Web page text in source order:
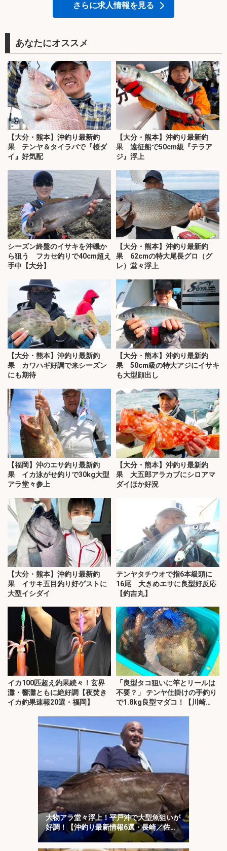
さらに求人情報を見る
あなたにオススメ
【大分・熊本】沖釣り最新釣
果 テンヤ＆タイラバで『桜ダ
イ』好気配
【大分・熊本】沖釣り最新釣
果 遠征船で50cm級『テラア
ジ』浮上
シーズン終盤のイサキを沖磯か
ら狙う フカセ釣りで40cm超え
手中【大分】
【大分・熊本】沖釣り最新釣
果 62cmの特大尾長グロ（グ
レ）堂々浮上
【大分・熊本】沖釣り最新釣
果 カワハギ好調で来シーズン
にも期待
【大分・熊本】沖釣り最新釣
果 50cm級の特大アジにイサキ
も大型顔出し
【福岡】沖のエサ釣り最新釣
果 イカ泳がせ釣りで30kg大型
アラ堂々参上
【大分・熊本】沖釣り最新釣
果 大五郎アラカブにシロアマ
ダイほか好況
【大分・熊本】沖釣り最新釣
果 イサキ五目釣り好ゲストに
大型イシダイ
テンヤタチウオで指6本級頭に
16尾 大きめエサに良型好反応
【釣吉丸】
イカ100匹超え釣果続々！玄界
灘・響灘ともに絶好調【夜焚き
イカ釣果速報20選・福岡】
「良型タコ狙いに竿とリールは
不要？」 テンヤ仕掛けの手釣り
で1.8kg良型マダコ！【川崎
大物アラ堂々浮上！平戸沖で大型魚狙いが
好調！【沖釣り最新情報6選・長崎／佐